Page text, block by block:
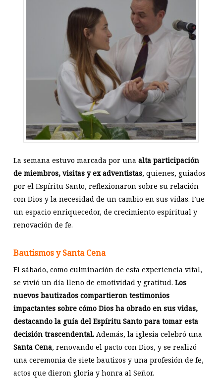
La semana estuvo marcada por una alta participación
de miembros, visitas y ex adventistas, quienes, guiados
por el Espíritu Santo, reflexionaron sobre su relación
con Dios y la necesidad de un cambio en sus vidas. Fue
un espacio enriquecedor, de crecimiento espiritual y
renovación de fe.
Bautismos y Santa Cena
El sábado, como culminación de esta experiencia vital,
se vivió un día lleno de emotividad y gratitud. Los
nuevos bautizados compartieron testimonios
impactantes sobre cómo Dios ha obrado en sus vidas,
destacando la guía del Espíritu Santo para tomar esta
decisión trascendental.Además, la iglesia celebró una
Santa Cena, renovando el pacto con Dios, y se realizó
una ceremonia de siete bautizos y una profesión de fe,
actos que dieron gloria y honra al Señor.